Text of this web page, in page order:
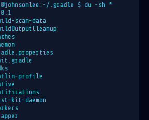
.gradle $ du -sh *
scan-data
profile
kit-daemon